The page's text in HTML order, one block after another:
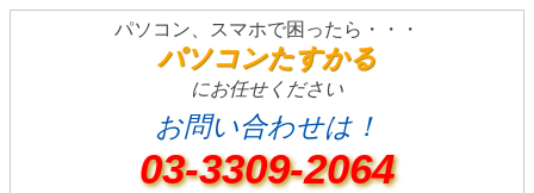
パソコン、スマホで困ったら・・・
パソコンたすかる
にお任せください
お問い合わせは！
03-3309-2064